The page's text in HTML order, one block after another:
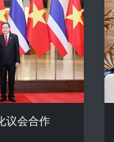
议会合作